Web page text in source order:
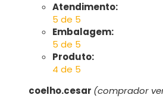
Atendimento:
5 de 5
Embalagem:
5 de 5
Produto:
4 de 5
coelho.cesar (comprador